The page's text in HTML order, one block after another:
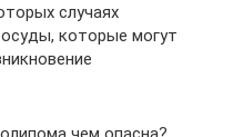
случаях
которые могут